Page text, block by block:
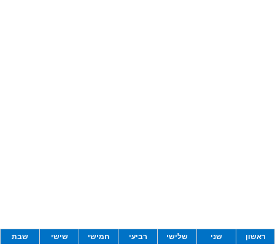
ראשון שני שלישי רביעי חמישי שישי שבת